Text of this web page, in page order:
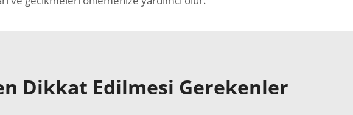
Dikkat Edilmesi Gerekenler